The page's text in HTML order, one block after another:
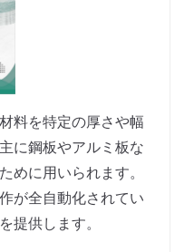
料を特定の厚さや幅
に鋼板やアルミ板な
めに用いられます。
が全自動化されてい
提供します。